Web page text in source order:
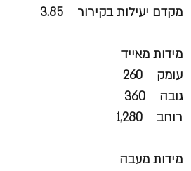
מקדם יעילות בקירור 3.85
מידות מאייד
עומק 260
גובה 360
רוחב 1,280
מידות מעבה